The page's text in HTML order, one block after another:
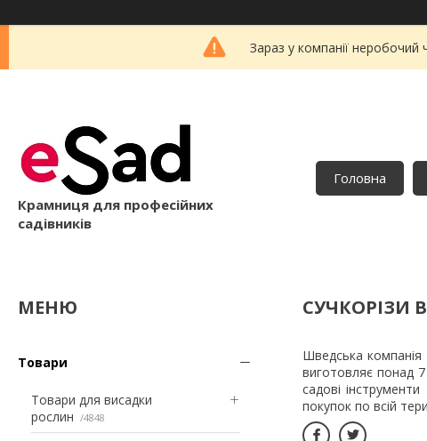
Зараз у компанії
Крамниця для професійних
садівників
Головна
Товари
Товари для висадки
рослин
4848
СУЧКОРІЗИ
Шведська компанія
виготовляє понад 7
садові
покупок по всій